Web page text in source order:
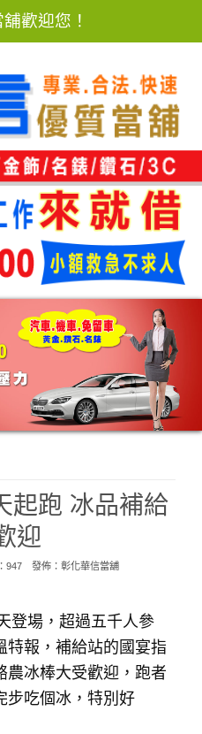
歡迎您！
起跑 冰品補給
迎
947 發佈： 彰化華信當舖
登場，超過五千人參
特報，補給站的國宴指
農冰棒大受歡迎，跑者
步吃個冰，特別好